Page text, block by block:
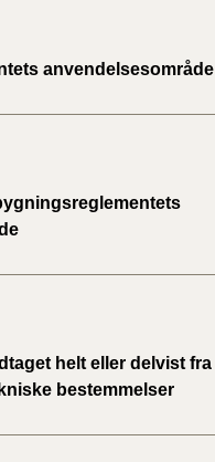
anvendelsesområde
helt eller delvist fra
bestemmelser